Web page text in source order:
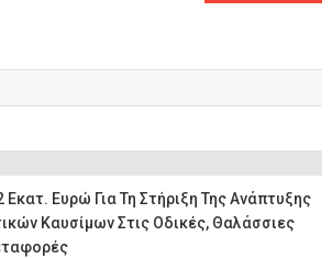
Εκατ. Ευρώ Για Τη Στήριξη Της Ανάπτυξης
Καυσίμων Στις Οδικές, Θαλάσσιες